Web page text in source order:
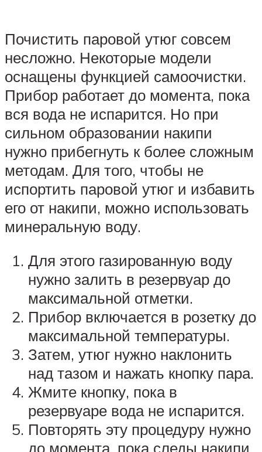
Почистить паровой утюг совсем
несложно. Некоторые модели
оснащены функцией самоочистки.
Прибор работает до момента, пока
вся вода не испарится. Но при
сильном образовании накипи
нужно прибегнуть к более сложным
методам. Для того, чтобы не
испортить паровой утюг и избавить
его от накипи, можно использовать
минеральную воду.
Для этого газированную воду
нужно залить в резервуар до
максимальной отметки.
Прибор включается в розетку до
максимальной температуры.
Затем, утюг нужно наклонить
над тазом и нажать кнопку пара.
Жмите кнопку, пока в
резервуаре вода не испарится.
Повторять эту процедуру нужно
до момента, пока следы накипи